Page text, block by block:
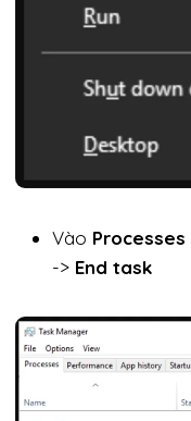
Vào Processes
-> End task